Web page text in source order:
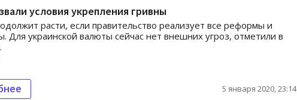
условия укрепления гривны
расти, если правительство реализует все реформы и
Для украинской валюты сейчас нет внешних угроз, отметили в
5 января 2020, 23:14